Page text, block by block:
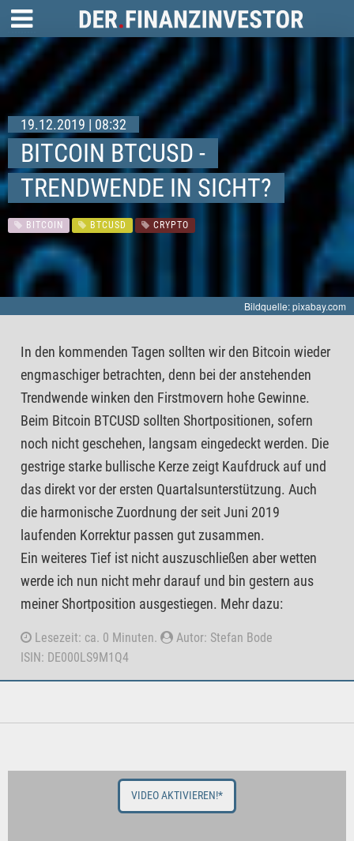
19.12.2019 | 08:32
BITCOIN BTCUSD -
TRENDWENDE IN SICHT?
BITCOIN BTCUSD CRYPTO
Bildquelle: pixabay.com
In den kommenden Tagen sollten wir den Bitcoin wieder
engmaschiger betrachten, denn bei der anstehenden
Trendwende winken den Firstmovern hohe Gewinne.
Beim Bitcoin BTCUSD sollten Shortpositionen, sofern
noch nicht geschehen, langsam eingedeckt werden. Die
gestrige starke bullische Kerze zeigt Kaufdruck auf und
das direkt vor der ersten Quartalsunterstützung. Auch
die harmonische Zuordnung der seit Juni 2019
laufenden Korrektur passen gut zusammen.
Ein weiteres Tief ist nicht auszuschließen aber wetten
werde ich nun nicht mehr darauf und bin gestern aus
meiner Shortposition ausgestiegen. Mehr dazu:
Lesezeit: ca. 0 Minuten.
Autor: Stefan Bode
ISIN: DE000LS9M1Q4
VIDEO AKTIVIEREN!*